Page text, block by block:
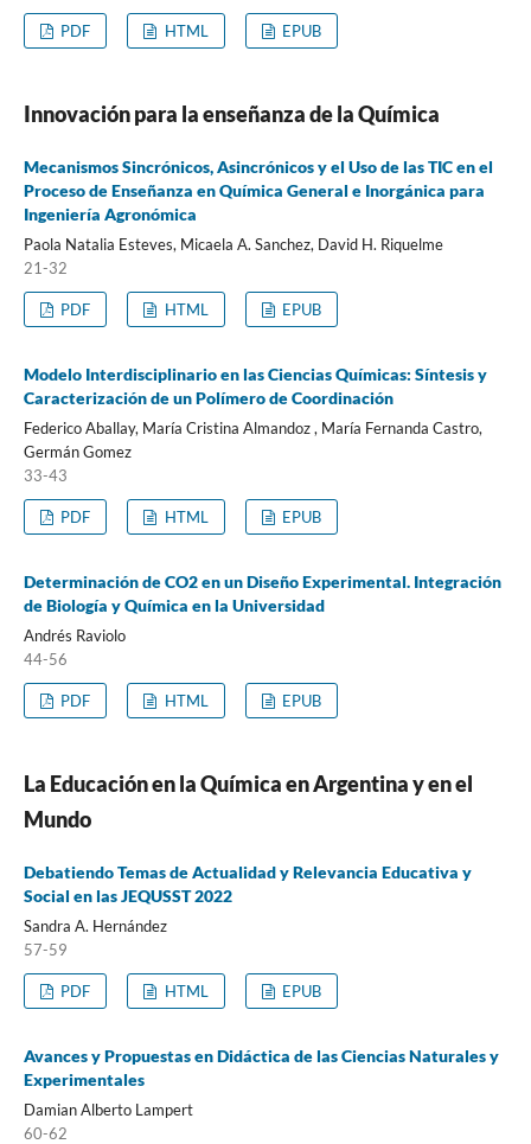
PDF HTML EPUB
Innovación para la enseñanza de la Química
Mecanismos Sincrónicos, Asincrónicos y el Uso de las TIC en el
Proceso de Enseñanza en Química General e Inorgánica para
Ingeniería Agronómica
Paola Natalia Esteves, Micaela A. Sanchez, David H. Riquelme
21-32
PDF HTML EPUB
Modelo Interdisciplinario en las Ciencias Químicas: Síntesis y
Caracterización de un Polímero de Coordinación
Federico Aballay, María Cristina Almandoz , María Fernanda Castro,
Germán Gomez
33-43
PDF HTML EPUB
Determinación de CO2 en un Diseño Experimental. Integración
de Biología y Química en la Universidad
Andrés Raviolo
44-56
PDF HTML EPUB
La Educación en la Química en Argentina y en el
Mundo
Debatiendo Temas de Actualidad y Relevancia Educativa y
Social en las JEQUSST 2022
Sandra A. Hernández
57-59
PDF HTML EPUB
Avances y Propuestas en Didáctica de las Ciencias Naturales y
Experimentales
Damian Alberto Lampert
60-62